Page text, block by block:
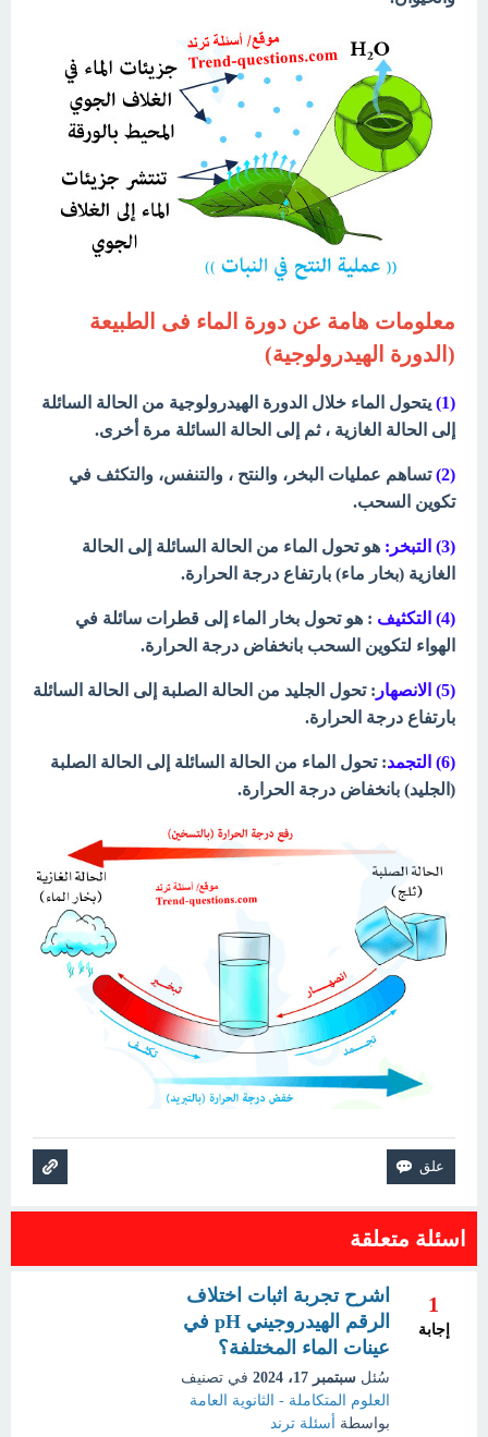
معلومات هامة عن دورة الماء فى الطبيعة
(الدورة الهيدرولوجية)
(1)
يتحول الماء خلال الدورة الهيدرولوجية من الحالة السائلة
إلى الحالة الغازية ، ثم إلى الحالة السائلة مرة أخرى.
(2)
تساهم عمليات البخر، والنتح ، والتنفس، والتكثف في
تكوين السحب.
(3) التبخر: هو تحول الماء من الحالة السائلة إلى الحالة
الغازية (بخار ماء) بارتفاع درجة الحرارة.
(4) التكثيف : هو تحول بخار الماء إلى قطرات سائلة في
الهواء لتكوين السحب بانخفاض درجة الحرارة.
(5) الانصهار : تحول الجليد من الحالة الصلبة إلى الحالة السائلة
بارتفاع درجة الحرارة.
(6) التجمد: تحول الماء من الحالة السائلة إلى الحالة الصلبة
(الجليد) بانخفاض درجة الحرارة.
اسئلة متعلقة
1
إجابة
اشرح تجربة اثبات اختلاف
الرقم الهيدروجيني pH في
عينات الماء المختلفة؟
سُئل سبتمبر 17، 2024
في تصنيف
العلوم المتكاملة - الثانوية العامة
بواسطة
أسئلة ترند